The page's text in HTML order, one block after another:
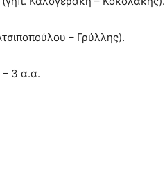
– Γρύλλης).
– 3 α.α.